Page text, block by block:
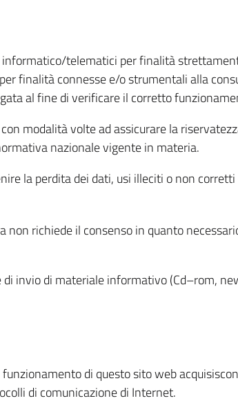
telematici per finalità
finalità connesse e/o strumentali alla
al fine di verificare il corretto
modalità volte ad assicurare la
nazionale vigente in materia.
la perdita dei dati, usi illeciti o non
richiede il consenso in quanto
invio di materiale informativo (Cd–rom,
di questo sito web
di comunicazione di Internet.